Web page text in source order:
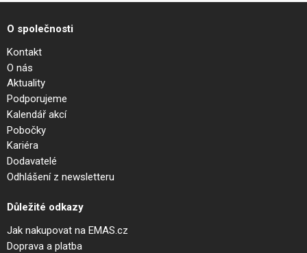
O společnosti
Kontakt
O nás
Aktuality
Podporujeme
Kalendář akcí
Pobočky
Kariéra
Dodavatelé
Odhlášení z newsletteru
Důležité odkazy
Jak nakupovat na EMAS.cz
Doprava a platba